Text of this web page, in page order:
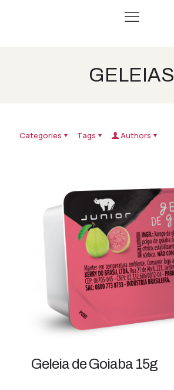
GELEIAS
Categories Tags Authors
Geleia de Goiaba 15g